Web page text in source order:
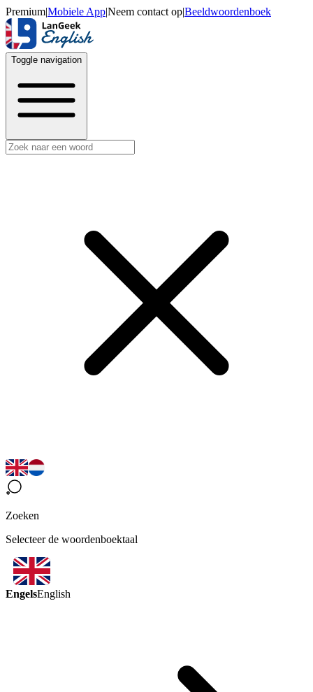
Premium|Mobiele App|Neem contact op|Beeldwoordenboek
Toggle navigation
Zoeken
Selecteer de woordenboektaal
EngelsEnglish